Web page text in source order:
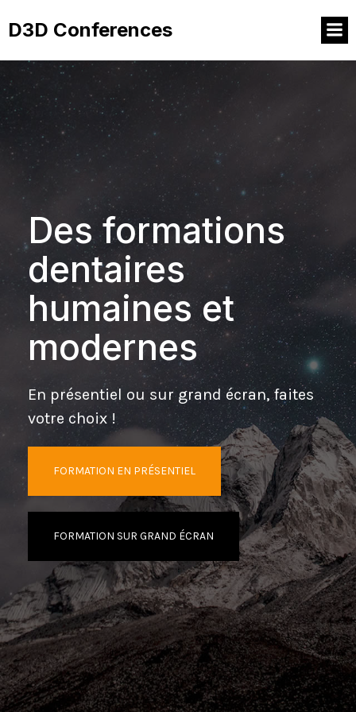
D3D Conferences
Des formations
dentaires
humaines et
modernes
En présentiel ou sur grand écran, faites
votre choix !
FORMATION EN PRÉSENTIEL
FORMATION SUR GRAND ÉCRAN